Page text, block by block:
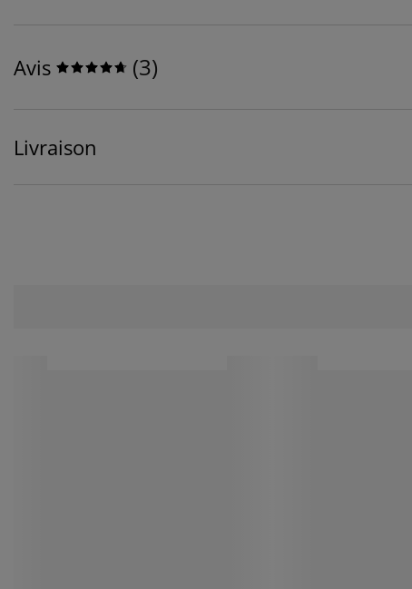
Avis (3)
Livraison